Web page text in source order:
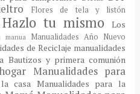
Flores de tela y listón
Hazlo tu mismoLos
manua Manualidades Año Nuevo
de Reciclaje manualidades
Bautizos y primera comunión
Manualidades para
casa Manualidades para la